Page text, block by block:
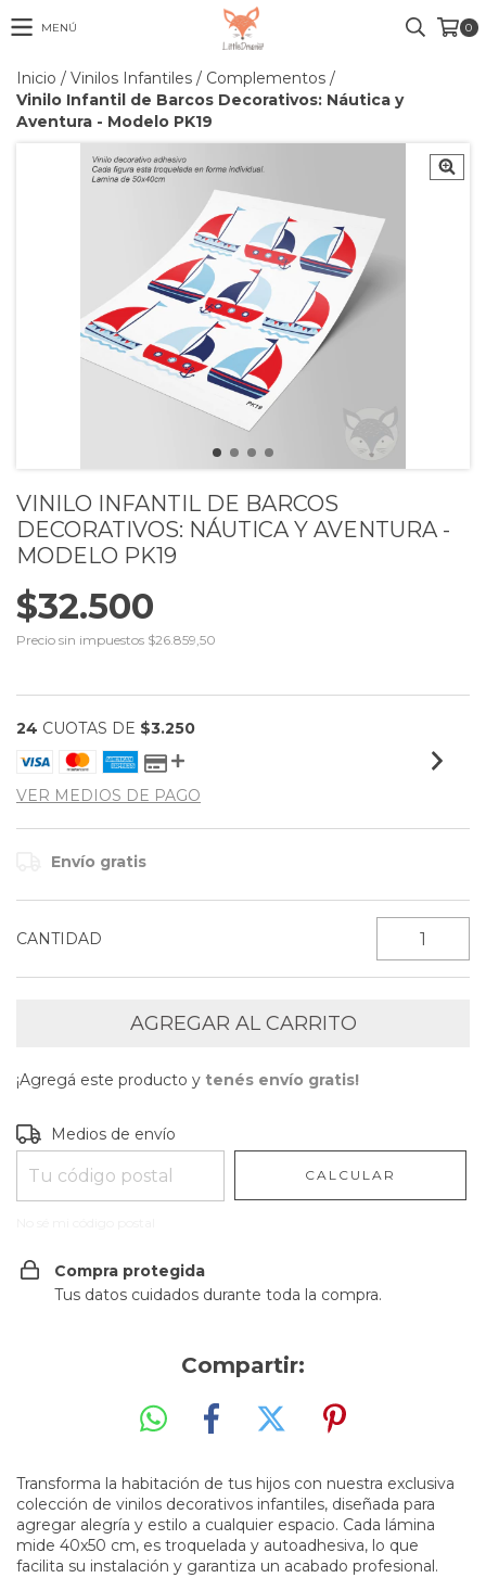
MENÚ 0
Inicio / Vinilos Infantiles / Complementos /
Vinilo Infantil de Barcos Decorativos: Náutica y
Aventura - Modelo PK19
VINILO INFANTIL DE BARCOS
DECORATIVOS: NÁUTICA Y AVENTURA -
MODELO PK19
$32.500
Precio sin impuestos $26.859,50
24 CUOTAS DE $3.250
VER MEDIOS DE PAGO
Envío gratis
CANTIDAD
¡Agregá este producto y tenés envío gratis!
Entregas para el CP:
Medios de envío
CALCULAR
Compra protegida
Tus datos cuidados durante toda la compra.
Compartir:
Transforma la habitación de tus hijos con nuestra exclusiva
colección de vinilos decorativos infantiles, diseñada para
agregar alegría y estilo a cualquier espacio. Cada lámina
mide 40x50 cm, es troquelada y autoadhesiva, lo que
facilita su instalación y garantiza un acabado profesional.